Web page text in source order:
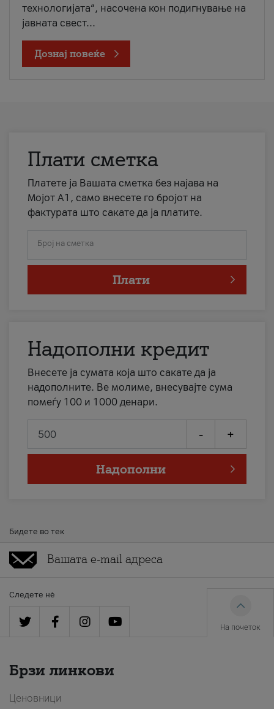
технологијата“, насочена кон подигнување на
јавната свест...
Дознај повеќе
Плати сметка
Платете ја Вашата сметка без најава на
Мојот А1, само внесете го бројот на
фактурата што сакате да ја платите.
Број на сметка
Плати
Надополни кредит
Внесете ја сумата која што сакате да ја
надополните. Ве молиме, внесувајте сума
помеѓу 100 и 1000 денари.
- +
Надополни
Бидете во тек
Следете нè
На почеток
Брзи линкови
Ценовници